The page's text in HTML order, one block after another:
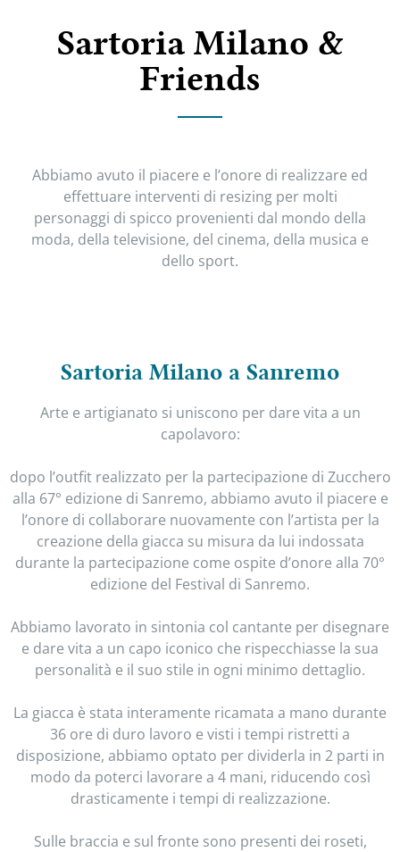
Sartoria Milano &
Friends
Abbiamo avuto il piacere e l’onore di realizzare ed
effettuare interventi di resizing per molti
personaggi di spicco provenienti dal mondo della
moda, della televisione, del cinema, della musica e
dello sport.
Sartoria Milano a Sanremo
Arte e artigianato si uniscono per dare vita a un
capolavoro:
dopo l’outfit realizzato per la partecipazione di Zucchero
alla 67° edizione di Sanremo, abbiamo avuto il piacere e
l’onore di collaborare nuovamente con l’artista per la
creazione della giacca su misura da lui indossata
durante la partecipazione come ospite d’onore alla 70°
edizione del Festival di Sanremo.
Abbiamo lavorato in sintonia col cantante per disegnare
e dare vita a un capo iconico che rispecchiasse la sua
personalità e il suo stile in ogni minimo dettaglio.
La giacca è stata interamente ricamata a mano durante
36 ore di duro lavoro e visti i tempi ristretti a
disposizione, abbiamo optato per dividerla in 2 parti in
modo da poterci lavorare a 4 mani, riducendo così
drasticamente i tempi di realizzazione.
Sulle braccia e sul fronte sono presenti dei roseti,